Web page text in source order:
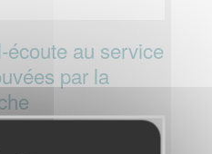
écoute au service
par la